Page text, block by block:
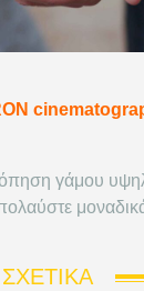
γάμου
ΣΧΕΤΙΚΆ